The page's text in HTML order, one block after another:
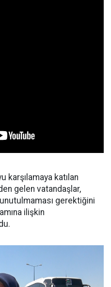
karşılamaya katılan
gelen vatandaşlar,
gerektiğini
ilişkin